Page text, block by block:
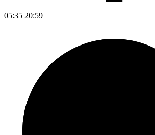
05:35 20:59